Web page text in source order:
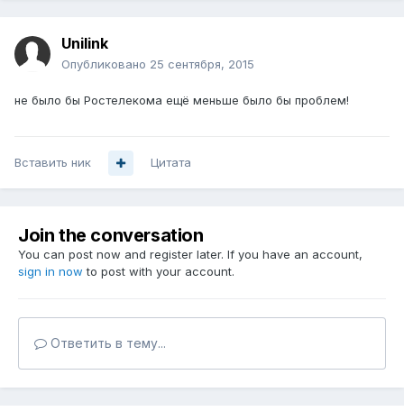
Unilink
Опубликовано 25 сентября, 2015
не было бы Ростелекома ещё меньше было бы проблем!
Вставить ник Цитата
Join the conversation
You can post now and register later. If you have an account,
sign in now to post with your account.
Ответить в тему...